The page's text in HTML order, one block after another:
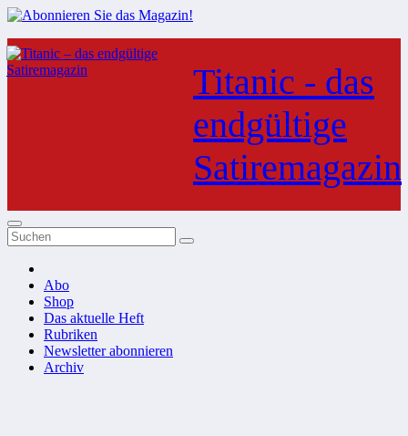
Zum
Inhalt
springen
Titanic - das
endgültige
Satiremagazin
Abo
Shop
Das aktuelle Heft
Rubriken
Newsletter abonnieren
Archiv